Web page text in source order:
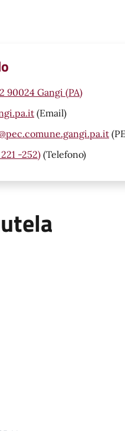
90024 Gangi (PA)
(Email)
-252) (Telefono)